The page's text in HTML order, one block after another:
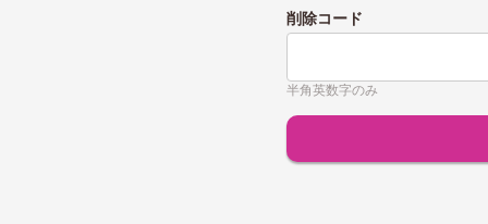
削除コード
半角英数字のみ